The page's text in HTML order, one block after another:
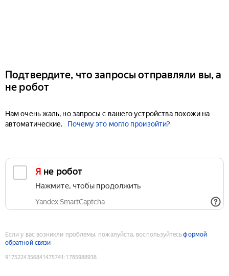
Подтвердите, что запросы отправляли вы, а
не робот
Нам очень жаль, но запросы с вашего устройства похожи на
автоматические.
Почему это могло произойти?
Я не робот
Нажмите, чтобы продолжить
Yandex SmartCaptcha
Если у вас возникли проблемы, пожалуйста, воспользуйтесьформой
обратной связи
9175224356841475741 :1785988938